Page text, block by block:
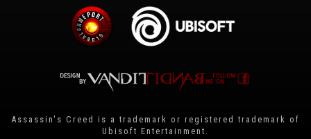
Assassin's Creed is a trademark or registered trademark of
Ubisoft Entertainment .